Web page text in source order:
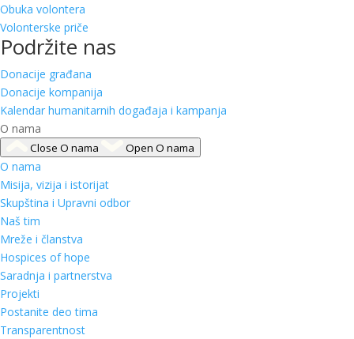
Obuka volontera
Volonterske priče
Podržite nas
Donacije građana
Donacije kompanija
Kalendar humanitarnih događaja i kampanja
O nama
Close O nama Open O nama
O nama
Misija, vizija i istorijat
Skupština i Upravni odbor
Naš tim
Mreže i članstva
Hospices of hope
Saradnja i partnerstva
Projekti
Postanite deo tima
Transparentnost